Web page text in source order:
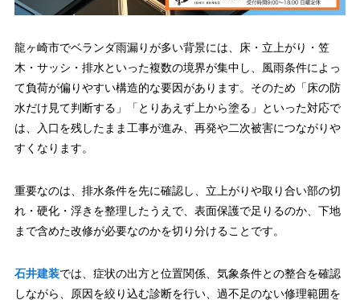
龍ヶ崎市でベランダ雨漏りが多い背景には、床・立上がり・笠
木・サッシ・排水といった複数の境界が集中し、風雨条件によっ
て負荷が偏りやすい構造的な要因があります。そのため「床の防
水だけ見て判断する」「とりあえず上から塗る」といった対応で
は、入口を残したまま工事が進み、再発や二次被害につながりや
すくなります。
重要なのは、排水条件を先に確認し、立上がりや取り合い部の切
れ・硬化・浮きを整理したうえで、表面保護で足りるのか、下地
まで含めた改修が必要なのかを切り分けることです。
石井建装では、症状の出方と位置関係、気象条件との整合を確認
しながら、原因を絞り込む診断を行い、過不足のない修理範囲を